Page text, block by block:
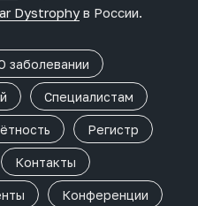
Dystrophyв России.
заболевании
Специалистам
Регистр
Контакты
Конференции